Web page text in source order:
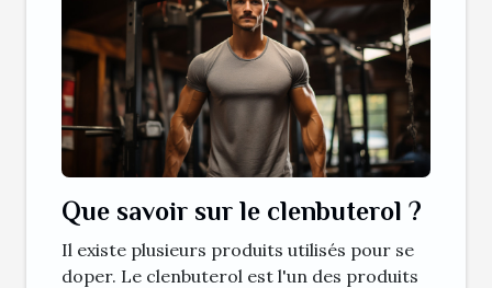
Que savoir sur le clenbuterol ?
Il existe plusieurs produits utilisés pour se
doper. Le clenbuterol est l'un des produits